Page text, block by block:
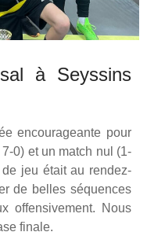
à Seyssins
encourageante pour
0) et un match nul (1-
jeu était au rendez-
de belles séquences
offensivement. Nous
finale.